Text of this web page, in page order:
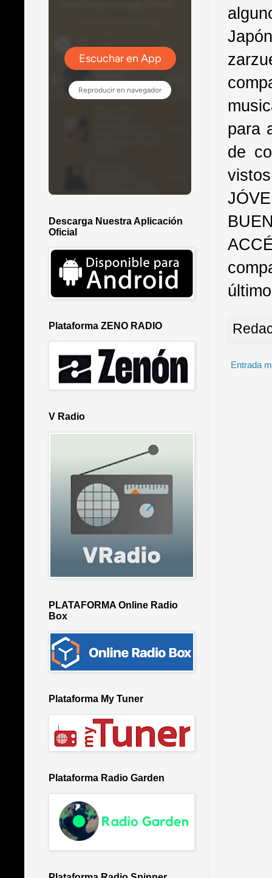
para
de
Entrada
Descarga Nuestra Aplicación
Oficial
Plataforma ZENO RADIO
V Radio
PLATAFORMA Online Radio
Box
Plataforma My Tuner
Plataforma Radio Garden